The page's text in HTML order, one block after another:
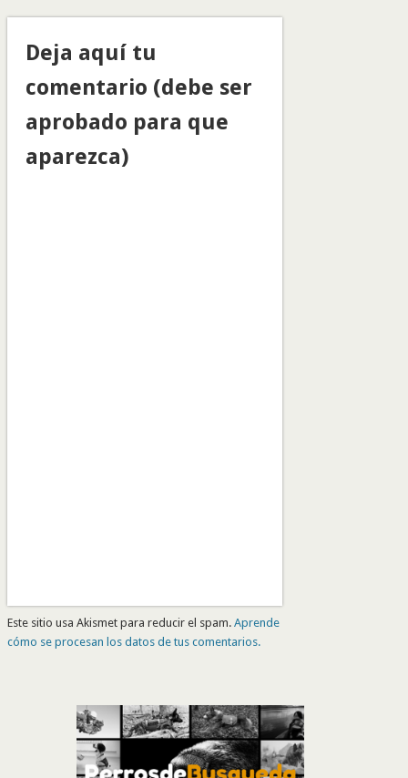
Deja aquí tu
comentario (debe ser
aprobado para que
aparezca)
Este sitio usa Akismet para reducir el spam. Aprende
cómo se procesan los datos de tus comentarios.